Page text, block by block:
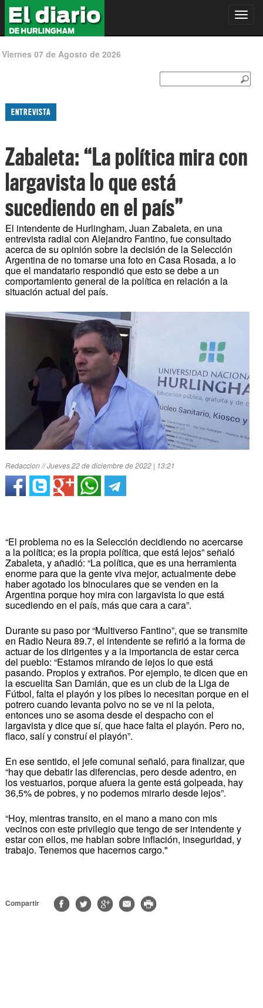
Viernes 07 de Agosto de 2026
ENTREVISTA
Zabaleta: “La política mira con
largavista lo que está
sucediendo en el país”
El intendente de Hurlingham, Juan Zabaleta, en una
entrevista radial con Alejandro Fantino, fue consultado
acerca de su opinión sobre la decisión de la Selección
Argentina de no tomarse una foto en Casa Rosada, a lo
que el mandatario respondió que esto se debe a un
comportamiento general de la política en relación a la
situación actual del país.
Redaccion // Jueves 22 de diciembre de 2022 | 13:21
“El problema no es la Selección decidiendo no acercarse
a la política; es la propia política, que está lejos” señaló
Zabaleta, y añadió: “La política, que es una herramienta
enorme para que la gente viva mejor, actualmente debe
haber agotado los binoculares que se venden en la
Argentina porque hoy mira con largavista lo que está
sucediendo en el país, más que cara a cara”.
Durante su paso por “Multiverso Fantino”, que se transmite
en Radio Neura 89.7, el intendente se refirió a la forma de
actuar de los dirigentes y a la importancia de estar cerca
del pueblo: “Estamos mirando de lejos lo que está
pasando. Propios y extraños. Por ejemplo, te dicen que en
la escuelita San Damián, que es un club de la Liga de
Fútbol, falta el playón y los pibes lo necesitan porque en el
potrero cuando levanta polvo no se ve ni la pelota,
entonces uno se asoma desde el despacho con el
largavista y dice que sí, que hace falta el playón. Pero no,
flaco, salí y construí el playón”.
En ese sentido, el jefe comunal señaló, para finalizar, que
“hay que debatir las diferencias, pero desde adentro, en
los vestuarios, porque afuera la gente está golpeada, hay
36,5% de pobres, y no podemos mirarlo desde lejos”.
“Hoy, mientras transito, en el mano a mano con mis
vecinos con este privilegio que tengo de ser intendente y
estar con ellos, me hablan sobre inflación, inseguridad, y
trabajo. Tenemos que hacernos cargo."
Compartir